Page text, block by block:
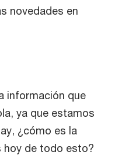
novedades en
información que
ya que estamos
¿cómo es la
hoy de todo esto?